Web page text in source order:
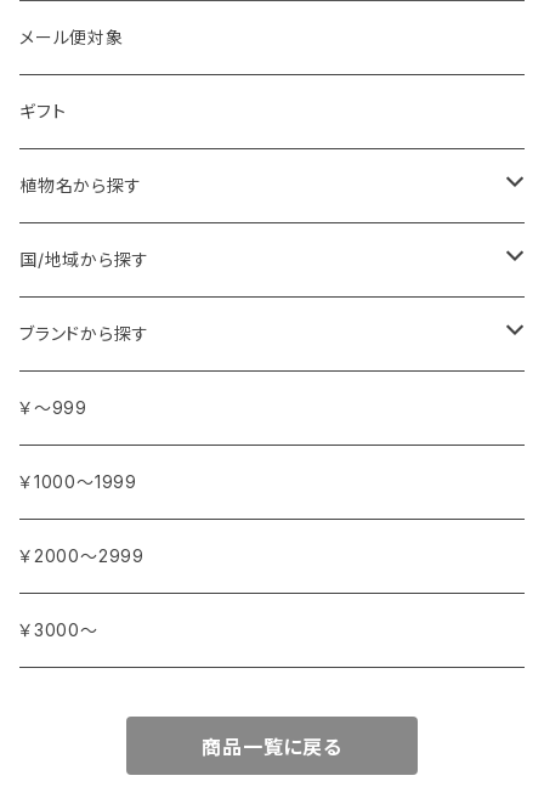
メール便対象
ギフト
植物名から探す
ア行
アンジェリカ
イランイラン
カ行
ガーデニア (クチナシ)
カカオ
サ行
シダーウッド
シナモン
タ行
タイム
チェリー
ナ行
ナツメグ
ハ行
国/地域から探す
ヨーロッパ
フランス
イタリア
アフリカ
ブルキナファソ
南アフリカ
アジア
トルコ
シリア
ブランドから探す
アトリエ・ボヌール・ドゥ・ジュール
アンティカ・ドルチェリア・ボナイユート
オウロシカ
カンパニー デュ ミエル
￥～999
￥1000～1999
￥2000～2999
￥3000～
商品一覧に戻る